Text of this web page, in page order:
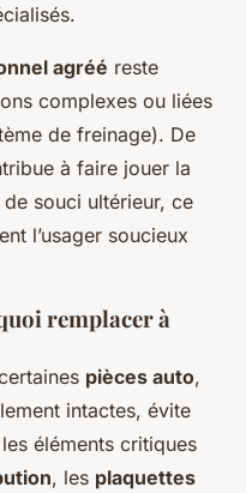
agréé reste
complexes ou liées
de freinage). De
à faire jouer la
de souci ultérieur, ce
l’usager soucieux
remplacer à
pièces auto,
intactes, évite
éléments critiques
, les plaquettes